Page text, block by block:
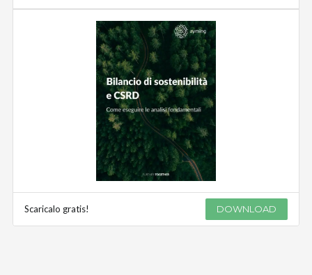
Scaricalo gratis! DOWNLOAD